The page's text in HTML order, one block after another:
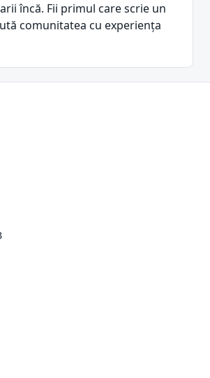
încă. Fii primul care scrie un
comunitatea cu experiența